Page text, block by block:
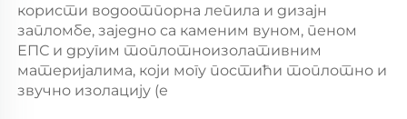
користи водоотпорна лепила и дизајн
запломбе, заједно са каменим вуном, пеном
ЕПС и другим топлотноизолативним
материјалима, који могу постићи топлотно и
звучно изолацију (е